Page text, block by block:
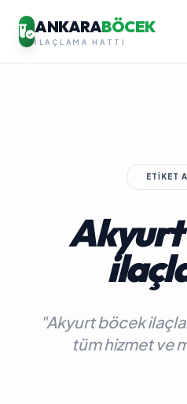
ANKARABÖCEK
İLAÇLAMA HATTI
ETIKET
Akyurt
"Akyurt böcek
tüm hizmet ve